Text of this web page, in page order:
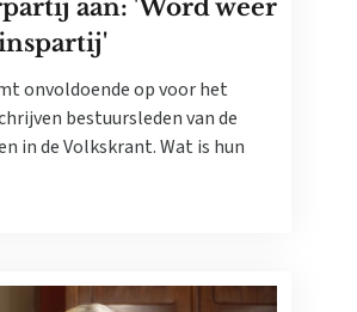
aan: 'Word weer
onvoldoende op voor het
bestuursleden van de
in de Volkskrant. Wat is hun